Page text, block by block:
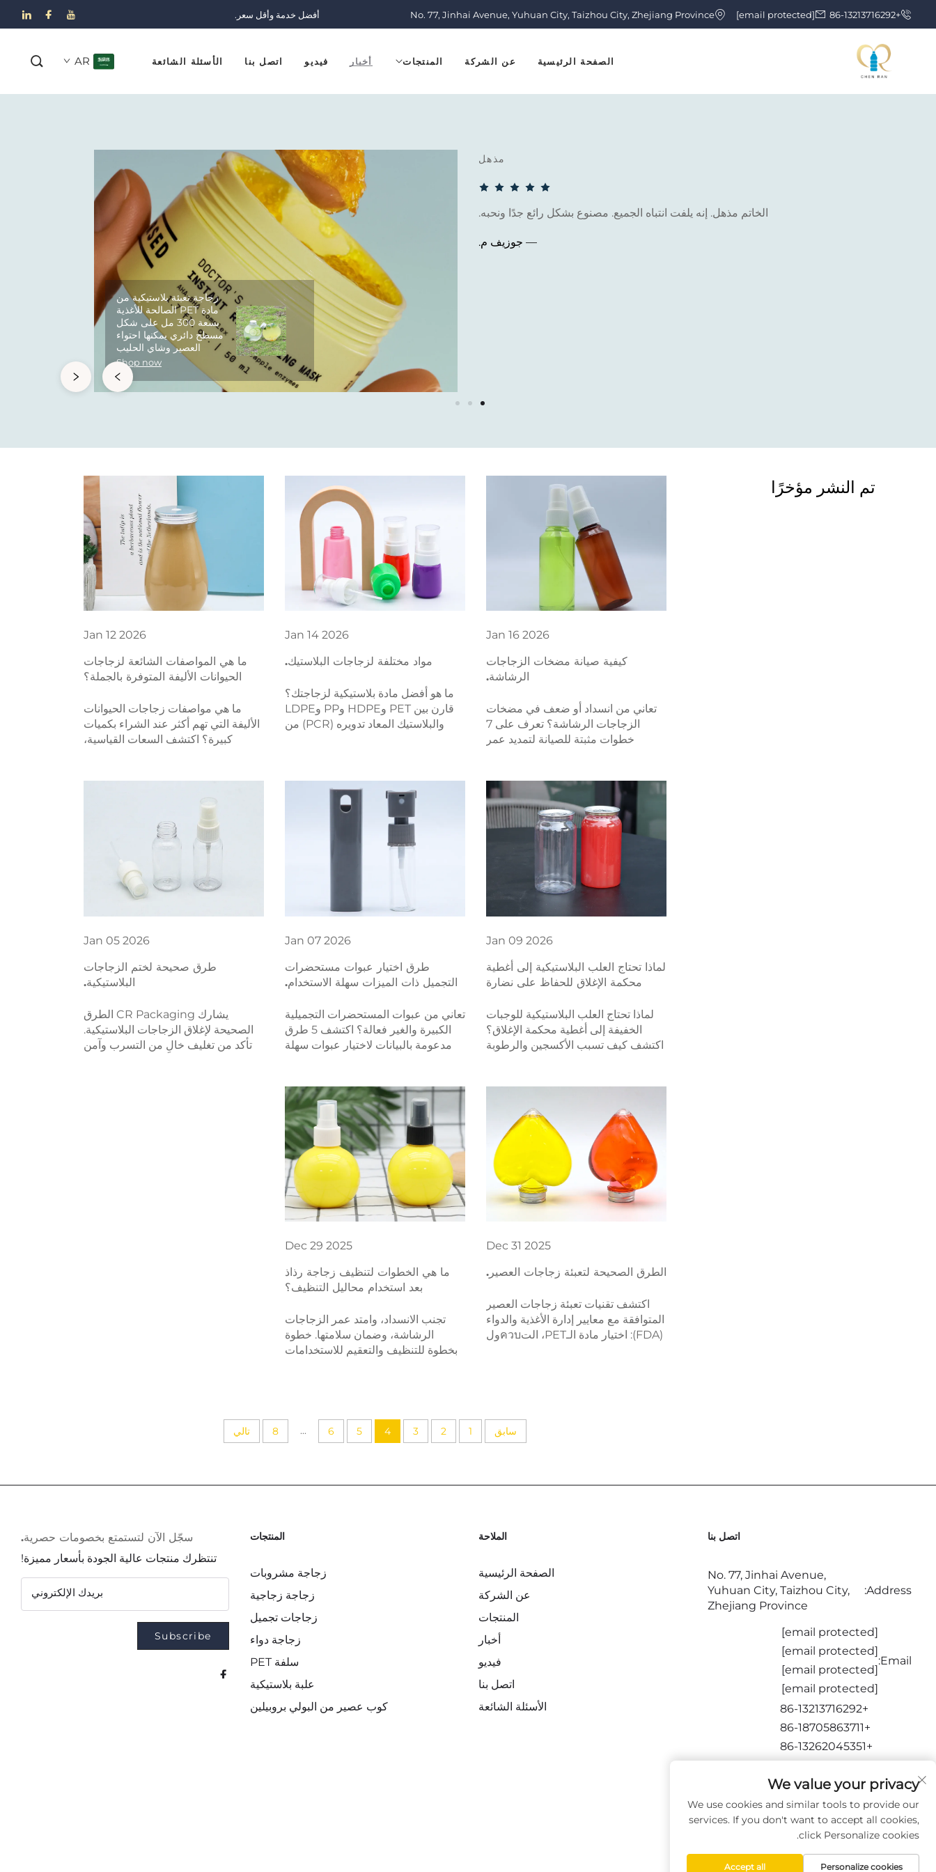
+86-13213716292
[email protected]
No. 77, Jinhai Avenue, Yuhuan City, Taizhou City, Zhejiang Province أفضل خدمة وأقل سعر.
الصفحة الرئيسية عن الشركة المنتجات أخبار فيديو اتصل بنا الأسئلة الشائعة AR
مذهل
الخاتم مذهل. إنه يلفت انتباه الجميع. مصنوع بشكل رائع جدًا ونحبه.
— جوزيف م.
زجاجة تعبئة بلاستيكية من
مادة PET الصالحة للأغذية
بسعة 300 مل على شكل
مسطح دائري يمكنها احتواء
العصير وشاي الحليب
Shop now
Jan 16 2026
كيفية صيانة مضخات الزجاجات
الرشاشة.
تعاني من انسداد أو ضعف في مضخات
الزجاجات الرشاشة؟ تعرف على 7
خطوات مثبتة للصيانة لتمديد عمر
Jan 14 2026
مواد مختلفة لزجاجات البلاستيك.
ما هو أفضل مادة بلاستيكية لزجاجتك؟
قارن بين PET وHDPE وPP وLDPE
والبلاستيك المعاد تدويره (PCR) من
Jan 12 2026
ما هي المواصفات الشائعة لزجاجات
الحيوانات الأليفة المتوفرة بالجملة؟
ما هي مواصفات زجاجات الحيوانات
الأليفة التي تهم أكثر عند الشراء بكميات
كبيرة؟ اكتشف السعات القياسية،
Jan 09 2026
لماذا تحتاج العلب البلاستيكية إلى أغطية
محكمة الإغلاق للحفاظ على نضارة
لماذا تحتاج العلب البلاستيكية للوجبات
الخفيفة إلى أغطية محكمة الإغلاق؟
اكتشف كيف تسبب الأكسجين والرطوبة
والشهادات المعتمدة الحفاظ على
النضارة، وتقليل الهدر، وتعزيز ثقة
العلامة التجارية. تعرّف على ما يجب
البحث عنه.
Jan 07 2026
طرق اختيار عبوات مستحضرات
التجميل ذات الميزات سهلة الاستخدام.
تعاني من عبوات المستحضرات التجميلية
الكبيرة والغير فعالة؟ اكتشف 5 طرق
مدعومة بالبيانات لاختيار عبوات سهلة
وتقليل عمليات الإرجاع. حمل الآن قائمة
التحقق الخاصة باختيار B2B.
Jan 05 2026
طرق صحيحة لختم الزجاجات
البلاستيكية.
يشارك CR Packaging الطرق
الصحيحة لإغلاق الزجاجات البلاستيكية.
تأكد من تغليف خالٍ من التسرب وآمن
Dec 31 2025
الطرق الصحيحة لتعبئة زجاجات العصير.
اكتشف تقنيات تعبئة زجاجات العصير
المتوافقة مع معايير إدارة الأغذية والدواء
(FDA): اختيار مادة الـPET، التควบول
Dec 29 2025
ما هي الخطوات لتنظيف زجاجة رذاذ
بعد استخدام محاليل التنظيف؟
تجنب الانسداد، وامتد عمر الزجاجات
الرشاشة، وضمان سلامتها. خطوة
بخطوة للتنظيف والتعقيم للاستخدامات
سابق 1
2
3
4
5
6
...
8 تالي
تم النشر مؤخرًا
اتصل بنا
Address:
No. 77, Jinhai Avenue,
Yuhuan City, Taizhou City,
Zhejiang Province
Email:
[email protected]
[email protected]
[email protected]
[email protected]
+86-13213716292
+86-18705863711
+86-13262045351
+86-15716651873
الملاحة
الصفحة الرئيسية
عن الشركة
المنتجات
أخبار
فيديو
اتصل بنا
الأسئلة الشائعة
المنتجات
زجاجة مشروبات
زجاجة زجاجية
زجاجات تجميل
زجاجة دواء
سلفة PET
علبة بلاستيكية
كوب عصير من البولي بروبيلين
سجّل الآن لتستمتع بخصومات حصرية.
تنتظرك منتجات عالية الجودة بأسعار مميزة!
بريدك الإلكتروني
Subscribe
We value your privacy
We use cookies and similar tools to provide our
services. If you don't want to accept all cookies,
click Personalize cookies.
Personalize cookies
Accept all